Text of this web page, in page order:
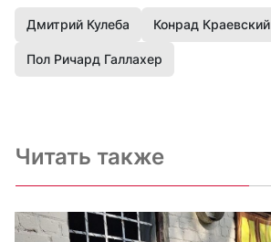
Дмитрий Кулеба Конрад Краевский
Пол Ричард Галлахер
Читать также